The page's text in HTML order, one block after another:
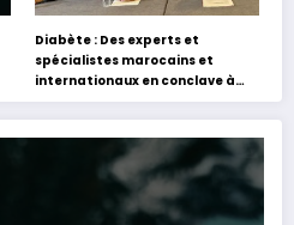
Diabète : Des experts et
spécialistes marocains et
internationaux en conclave à
Tanger